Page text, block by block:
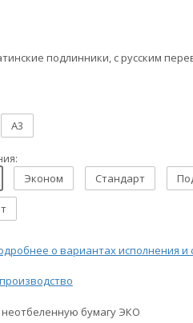
подлинники, с русским
A3
Эконом Стандарт
о вариантах исполнения и
бумагу ЭКО